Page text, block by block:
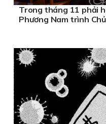
Trong tháng 11 phải
Phương Nam trình